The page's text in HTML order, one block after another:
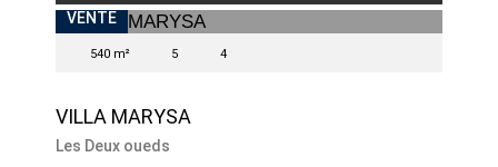
VENTE
540 m² 5 4
VILLA MARYSA
Les Deux oueds